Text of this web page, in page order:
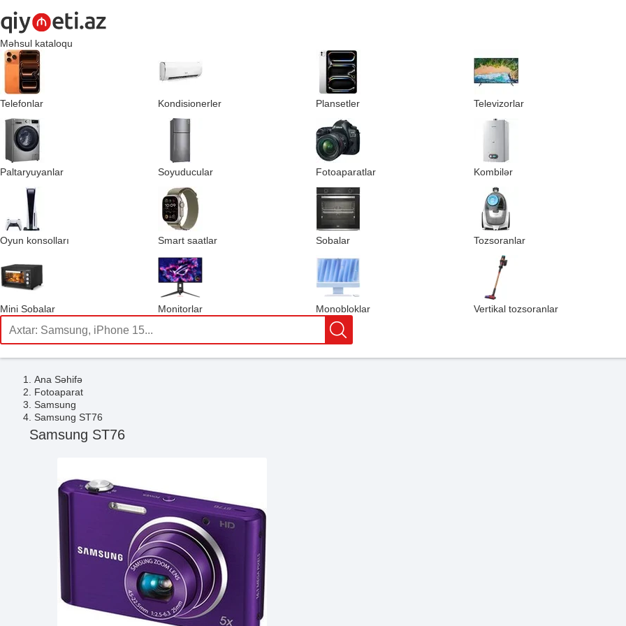
Məhsul kataloqu
Telefonlar Kondisionerler Plansetler Televizorlar
Paltaryuyanlar Soyuducular Fotoaparatlar Kombilər
Oyun konsolları Smart saatlar Sobalar Tozsoranlar
Mini Sobalar Monitorlar Monobloklar Vertikal tozsoranlar
Ana Səhifə
Fotoaparat
Samsung
Samsung ST76
Samsung ST76